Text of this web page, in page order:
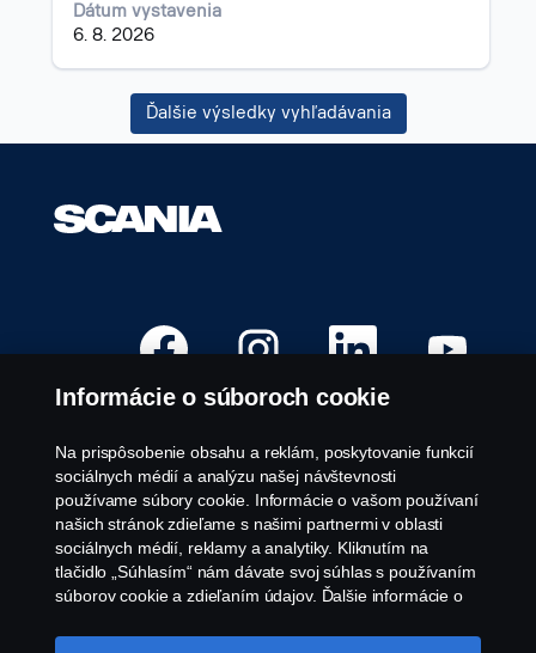
Dátum vystavenia
6. 8. 2026
pracovnej
pozícii.
Ďalšie výsledky vyhľadávania
v
r
í
n
a
n
o
v
e
j
z
á
v
r
í
a
n
a
n
o
v
e
z
á
O
v
r
í
n
a
n
o
v
e
j
z
á
v
n
n
o
v
e
j
z
á
Voľné pracovné pozície
Kariérne lokality
Kontakt
O spoločnosti Scania
Právne upozornenie
Informácie o súboroch cookie
Na prispôsobenie obsahu a reklám, poskytovanie funkcií
sociálnych médií a analýzu našej návštevnosti
používame súbory cookie. Informácie o vašom používaní
našich stránok zdieľame s našimi partnermi v oblasti
sociálnych médií, reklamy a analytiky. Kliknutím na
tlačidlo „Súhlasím“ nám dávate svoj súhlas s používaním
súborov cookie a zdieľaním údajov. Ďalšie informácie o
o súboroch cookie, ktorú nájdete kliknutím na odkaz za